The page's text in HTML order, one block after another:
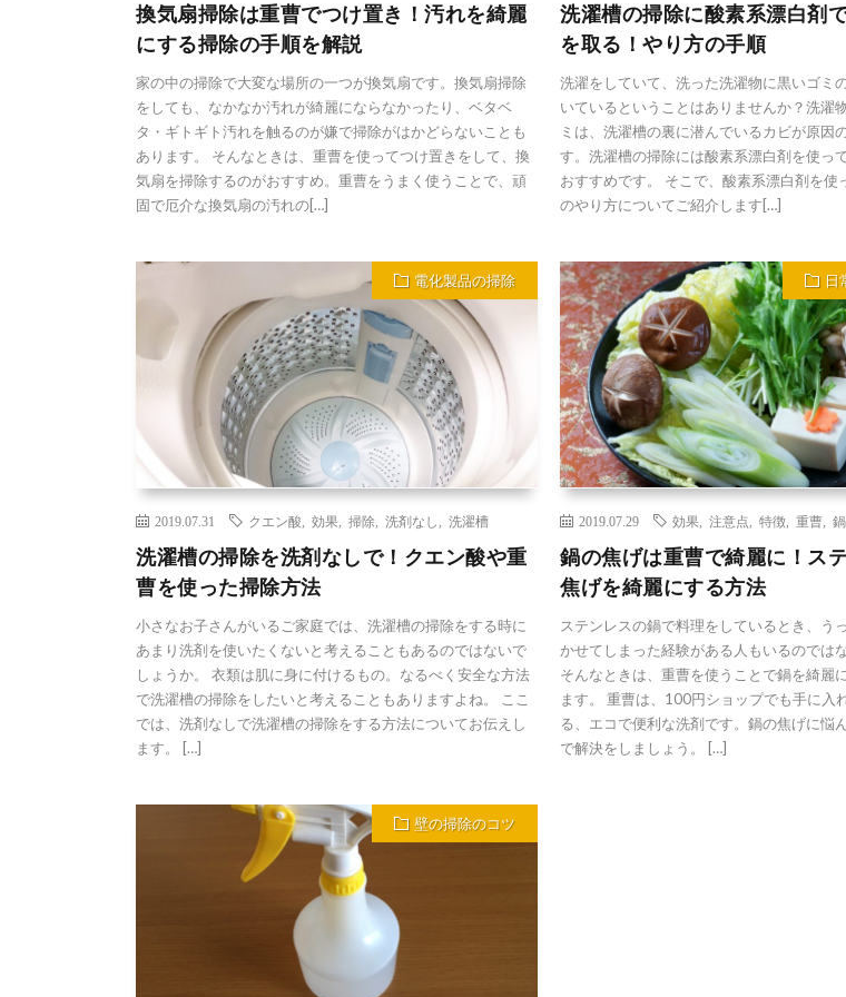
換気扇掃除は重曹でつけ置き！汚れを綺麗
にする掃除の手順を解説
家の中の掃除で大変な場所の一つが換気扇です。換気扇掃除
をしても、なかなか汚れが綺麗にならなかったり、ベタベ
タ・ギトギト汚れを触るのが嫌で掃除がはかどらないことも
あります。 そんなときは、重曹を使ってつけ置きをして、換
気扇を掃除するのがおすすめ。重曹をうまく使うことで、頑
固で厄介な換気扇の汚れの[…]
洗濯槽の掃除に酸素系漂白剤
を取る！やり方の手順
洗濯をしていて、洗った洗濯物に黒いゴミ
いているということはありませんか？洗濯
ミは、洗濯槽の裏に潜んでいるカビが原因
す。洗濯槽の掃除には酸素系漂白剤を使っ
おすすめです。 そこで、酸素系漂白剤を使
のやり方についてご紹介します[…]
電化製品の掃除
2019.07.31 クエン酸 効果 掃除 洗剤なし 洗濯槽
洗濯槽の掃除を洗剤なしで！クエン酸や重
曹を使った掃除方法
小さなお子さんがいるご家庭では、洗濯槽の掃除をする時に
あまり洗剤を使いたくないと考えることもあるのではないで
しょうか。 衣類は肌に身に付けるもの。なるべく安全な方法
で洗濯槽の掃除をしたいと考えることもありますよね。 ここ
では、洗剤なしで洗濯槽の掃除をする方法についてお伝えし
ます。 […]
日
2019.07.29 効果 ,注意点 ,特徴 ,重曹 ,鍋
鍋の焦げは重曹で綺麗に！ス
焦げを綺麗にする方法
ステンレスの鍋で料理をしているとき、う
かせてしまった経験がある人もいるのでは
そんなときは、重曹を使うことで鍋を綺麗
ます。 重曹は、100円ショップでも手に入
る、エコで便利な洗剤です。鍋の焦げに悩
で解決をしましょう。 […]
壁の掃除のコツ